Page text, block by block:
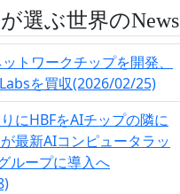
選ぶ世界のNews
トワークチップを開発、
を買収(2026/02/25)
にHBFをAIチップの隣に
最新AIコンピュータラッ
ループに導入へ